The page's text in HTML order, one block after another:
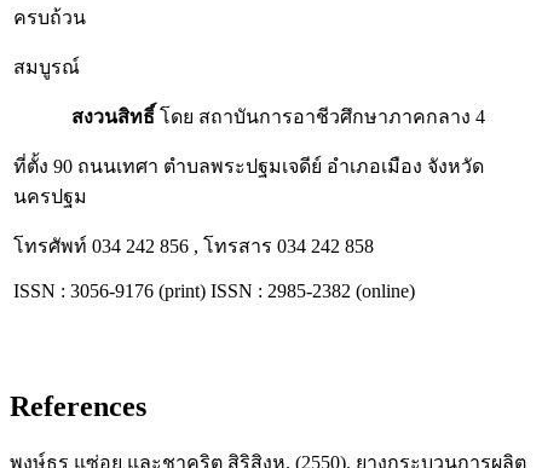
ครบถ้วน
สมบูรณ์
สงวนสิทธิ์ โดย สถาบันการอาชีวศึกษาภาคกลาง 4
ที่ตั้ง 90 ถนนเทศา ตำบลพระปฐมเจดีย์ อำเภอเมือง จังหวัด
นครปฐม
โทรศัพท์ 034 242 856 , โทรสาร 034 242 858
ISSN : 3056-9176 (print) ISSN : 2985-2382 (online)
References
พงษ์ธร แซ่อุย และชาคริต สิริสิงห. (2550). ยางกระบวนการผลิต